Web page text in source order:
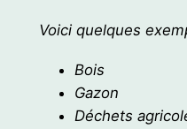
Voici quelques
Bois
Gazon
Déchets